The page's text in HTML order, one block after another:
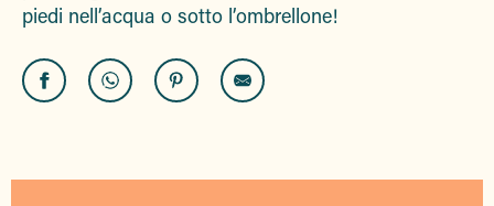
piedi nell’acqua o sotto l’ombrellone!